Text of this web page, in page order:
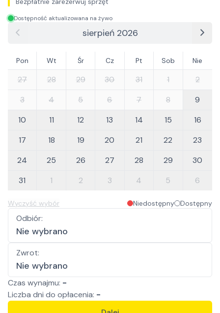
Dostępność aktualizowana na żywo
sierpień 2026
Pon Wt Śr Cz Pt Sob Nie
27 28 29 30 31 1
2
3
4 5 6 7 8
9
10
11 12 13 14 15
16
17
18 19 20 21 22
23
24
25 26 27 28 29
30
31
1 2 3 4 5 6
Wyczyść wybór Niedostępny Dostępny
Odbiór:
Nie wybrano
Zwrot:
Nie wybrano
Czas wynajmu: -
Liczba dni do opłacenia: -